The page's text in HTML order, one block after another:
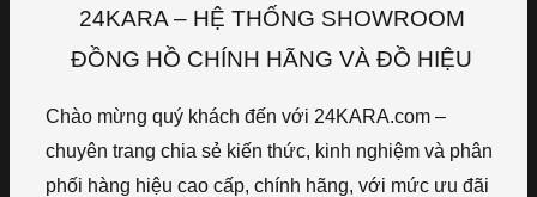
24KARA – HỆ THỐNG SHOWROOM
ĐỒNG HỒ CHÍNH HÃNG VÀ ĐỒ HIỆU
Chào mừng quý khách đến với 24KARA.com –
chuyên trang chia sẻ kiến thức, kinh nghiệm và phân
phối hàng hiệu cao cấp, chính hãng, với mức ưu đãi